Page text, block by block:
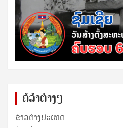
ຄໍລຳຕ່າງໆ
ຂ່າວຕ່າງປະເທດ